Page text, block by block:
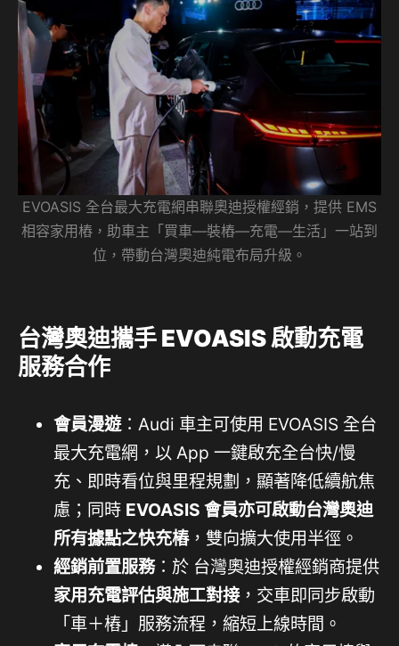
EVOASIS 全台最大充電網串聯奧迪授權經銷，提供 EMS
相容家用樁，助車主「買車—裝樁—充電—生活」一站到
位，帶動台灣奧迪純電布局升級。
台灣奧迪攜手 EVOASIS 啟動充電
服務合作
會員漫遊：Audi 車主可使用 EVOASIS 全台
最大充電網，以 App 一鍵啟充全台快/慢
充、即時看位與里程規劃，顯著降低續航焦
慮；同時 EVOASIS 會員亦可啟動台灣奧迪
所有據點之快充樁，雙向擴大使用半徑。
經銷前置服務：於 台灣奧迪授權經銷商提供
家用充電評估與施工對接，交車即同步啟動
「車＋樁」服務流程，縮短上線時間。